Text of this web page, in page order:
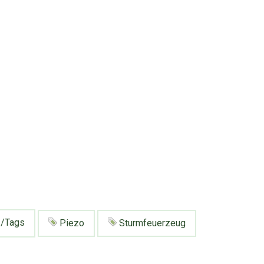
Tags Piezo Sturmfeuerzeug